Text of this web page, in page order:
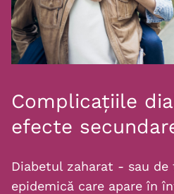
Complicațiile
efecte
Diabetul zaharat - sau
epidemică care apare în